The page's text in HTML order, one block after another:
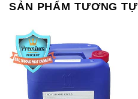
SẢN PHẨM TƯƠNG TỰ